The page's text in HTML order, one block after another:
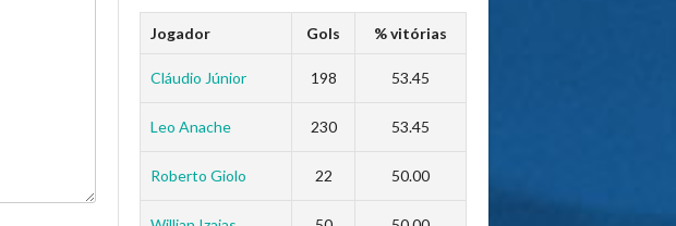
Jogador Gols % vitórias
Cláudio Júnior 198 53.45
Leo Anache 230 53.45
Roberto Giolo 22 50.00